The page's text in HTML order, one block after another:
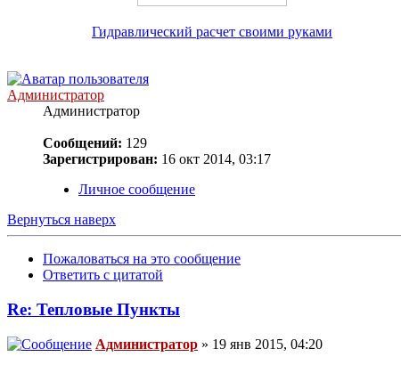
Гидравлический расчет своими руками
Администратор
Администратор
Сообщений: 129
Зарегистрирован: 16 окт 2014, 03:17
Личное сообщение
Вернуться наверх
Пожаловаться на это сообщение
Ответить с цитатой
Re: Тепловые Пункты
Администратор » 19 янв 2015, 04:20